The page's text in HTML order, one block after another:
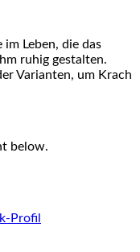
Leben, die das
ruhig gestalten.
Varianten, um Krach
below.